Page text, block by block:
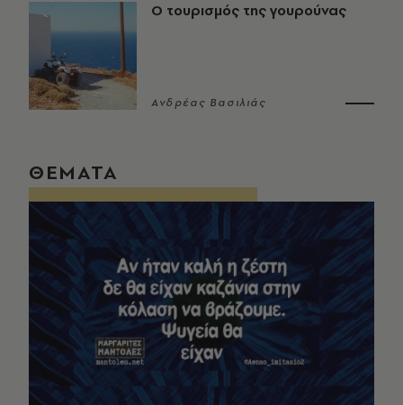
Ο τουρισμός της γουρούνας
Ανδρέας Βασιλιάς
ΘΕΜΑΤΑ